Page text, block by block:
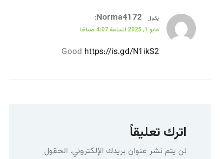
يقول Norma4172
:
مايو 1, 2025 الساعة 4:07 صباحًا
Good https://is.gd/N1ikS2
اترك تعليقاً
لن يتم نشر عنوان بريدك الإلكتروني. الحقول